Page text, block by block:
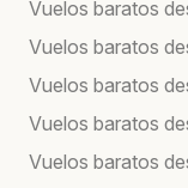
Vuelos baratos
Vuelos baratos
Vuelos baratos
Vuelos baratos
Vuelos baratos